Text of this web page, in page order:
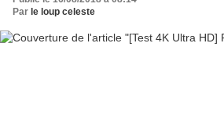
Par le loup celeste